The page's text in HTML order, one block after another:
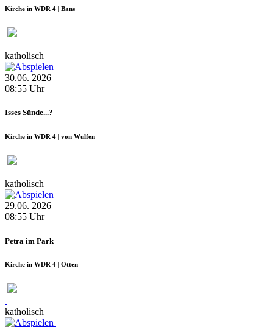
Kirche in WDR 4 | Bans
katholisch
30.06. 2026
08:55 Uhr
Isses Sünde...?
Kirche in WDR 4 | von Wulfen
katholisch
29.06. 2026
08:55 Uhr
Petra im Park
Kirche in WDR 4 | Otten
katholisch